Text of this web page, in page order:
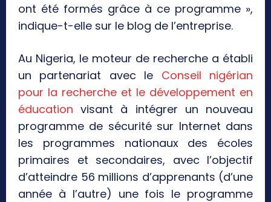
ont été formés grâce à ce programme »,
indique-t-elle sur le blog de l’entreprise.
Au Nigeria, le moteur de recherche a établi
un partenariat avec le Conseil nigérian
pour la recherche et le développement en
éducation visant à intégrer un nouveau
programme de sécurité sur Internet dans
les programmes nationaux des écoles
primaires et secondaires, avec l’objectif
d’atteindre 56 millions d’apprenants (d’une
année à l’autre) une fois le programme